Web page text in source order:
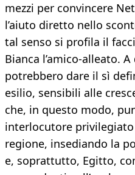
mezzi per convincere
l’aiuto diretto nello
tal senso si profila il
Bianca l’amico-alleato.
potrebbero dare il sì
esilio, sensibili alle
che, in questo modo,
interlocutore
regione, insediando la
e, soprattutto, Egitto,